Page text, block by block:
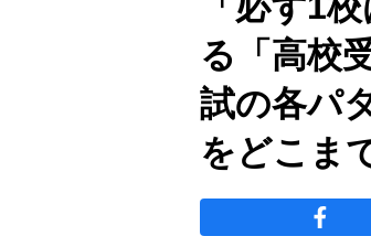
る「高校
試の各パ
をどこま